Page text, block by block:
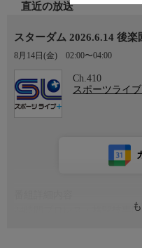
直近の放送
スターダム 2026.6.14 後楽
8月14日(金) 02:00〜04:00
Ch.410
スポーツライブ
24時間プロレス・格闘技専